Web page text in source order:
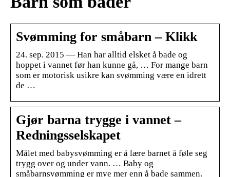
Svømming for småbarn – Klikk
24. sep. 2015 — Han har alltid elsket å bade og
hoppet i vannet før han kunne gå, … For mange barn
som er motorisk usikre kan svømming være en idrett
de …
Gjør barna trygge i vannet –
Redningsselskapet
Målet med babysvømming er å lære barnet å føle seg
trygg over og under vann. … Baby og
småbarnsvømming er mye mer enn å bade sammen.